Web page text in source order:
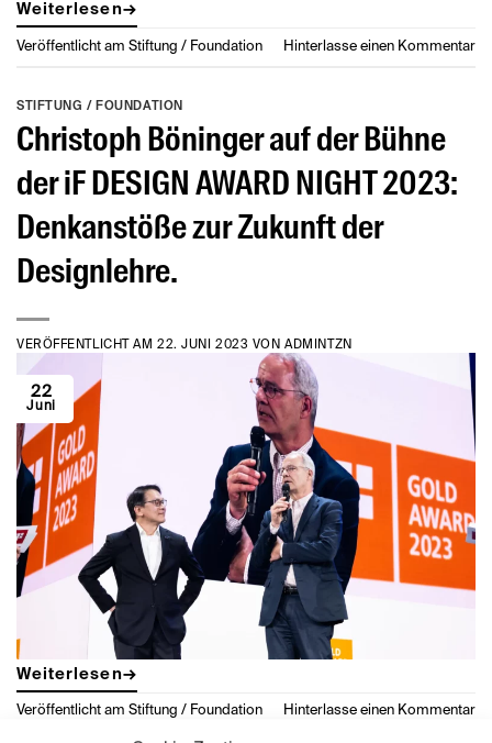
Weiterlesen→
Veröffentlicht am Stiftung / Foundation Hinterlasse einen Kommentar
STIFTUNG / FOUNDATION
Christoph Böninger auf der Bühne
der iF DESIGN AWARD NIGHT 2023:
Denkanstöße zur Zukunft der
Designlehre.
VERÖFFENTLICHT AM22. JUNI 2023 VONADMINTZN
22
Juni
Weiterlesen→
Veröffentlicht am Stiftung / Foundation Hinterlasse einen Kommentar